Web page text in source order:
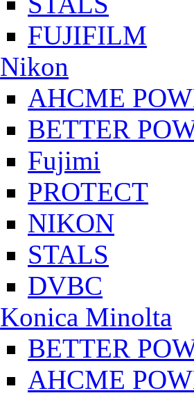
FUJIFILM
Nikon
AHCME
BETTER
Fujimi
PROTECT
NIKON
STALS
DVBC
Konica Minolta
BETTER
AHCME